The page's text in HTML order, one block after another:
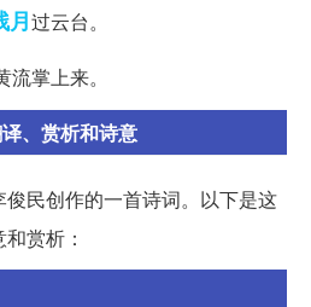
月过云台。
流掌上来。
、赏析和诗意
俊民创作的一首诗词。以下是这
赏析：